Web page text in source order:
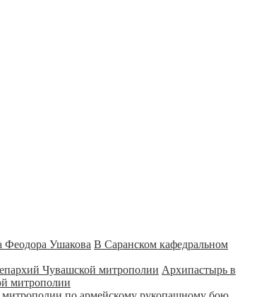
В Саранском кафедральном
Архипастырь в
митрополии